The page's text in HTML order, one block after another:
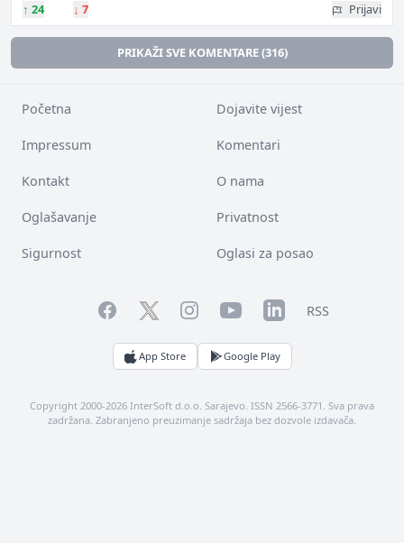
↑ 24 ↓ 7 Prijavi
PRIKAŽI SVE KOMENTARE (316)
Početna Dojavite vijest
Impressum Komentari
Kontakt O nama
Oglašavanje Privatnost
Sigurnost Oglasi za posao
FacebookTwitterInstagramYouTubeLinkedInRSS
App Store Google Play
Copyright 2000-2026 InterSoft d.o.o. Sarajevo. ISSN 2566-3771. Sva prava
zadržana. Zabranjeno preuzimanje sadržaja bez dozvole izdavača.